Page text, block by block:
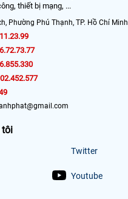
thiết bị mạng, ...
Phường Phú Thạnh, TP. Hồ Chí Minh
tôi
Twitter
Youtube